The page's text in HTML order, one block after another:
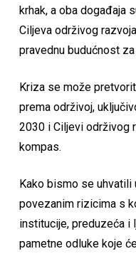
krhak, a oba događaja
Ciljeva održivog
pravednu budućnost
Kriza se može
prema održivoj,
2030 i Ciljevi održivog
kompas.
Kako bismo se
povezanim rizicima s
institucije, preduzeća i
pametne odluke koje